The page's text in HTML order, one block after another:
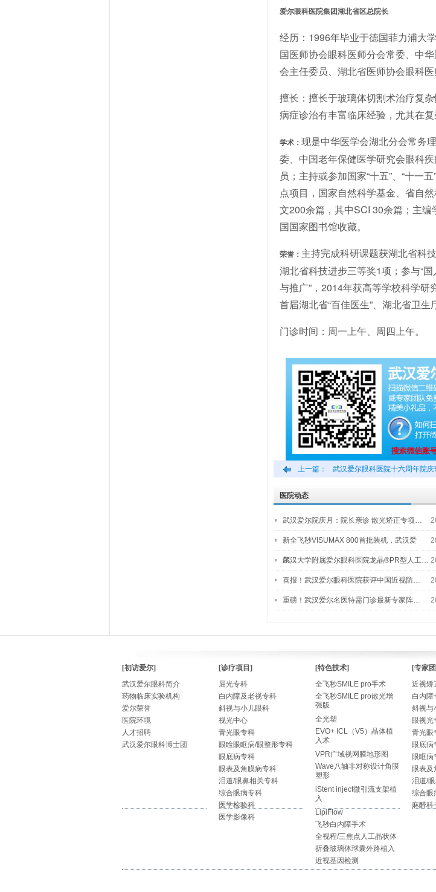
爱尔眼科医院集团湖北省区总院长
经历：1996年毕业于德国菲力浦大
国医师协会眼科医师分会常委、中
会主任委员、湖北省医师协会眼科医
擅长：擅长于玻璃体切割术治疗复
病症诊治有丰富临床经验，尤其在
学术： 现是中华医学会湖北分会常务
委、中国老年保健医学研究会眼科
员；主持或参加国家“十五”、“十一
点项目，国家自然科学基金、省自
文200余篇，其中SCI 30余篇；主
国国家图书馆收藏。
荣誉： 主持完成科研课题获湖北省科
湖北省科技进步三等奖1项；参与“
与推广”，2014年获高等学校科学研
首届湖北省“百佳医生”、湖北省卫生
门诊时间：周一上午、周四上午。
上一篇： 武汉爱尔眼科医院十六周年院庆
医院动态
武汉爱尔院庆月：院长亲诊 散光矫正专项…
新全飞秒VISUMAX 800首批装机，武汉爱
尔…
武汉大学附属爱尔眼科医院龙晶®PR型人工…
喜报！武汉爱尔眼科医院获评中国近视防…
重磅！武汉爱尔名医特需门诊最新专家阵…
[初访爱尔]
武汉爱尔眼科简介
药物临床实验机构
爱尔荣誉
医院环境
人才招聘
武汉爱尔眼科博士团
[诊疗项目]
屈光专科
白内障及老视专科
斜视与小儿眼科
视光中心
青光眼专科
眼睑眼眶病/眼整形专科
眼底病专科
眼表及角膜病专科
泪道/眼鼻相关专科
综合眼病专科
医学检验科
医学影像科
[特色技术]
全飞秒SMILE pro手术
全飞秒SMILE pro散光增
强版
全光塑
EVO+ ICL（V5）晶体植
入术
VPR广域视网膜地形图
Wave八轴非对称设计角膜
塑形
iStent inject微引流支架植
入
LipiFlow
飞秒白内障手术
全视程/三焦点人工晶状体
折叠玻璃体球囊外路植入
近视基因检测
[专家
近视矫
白内障
斜视与
眼视光
青光眼
眼底病
眼眶病
眼表及
泪道/
综合眼
麻醉科